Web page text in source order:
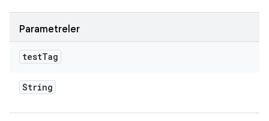
Parametreler
testTag
String